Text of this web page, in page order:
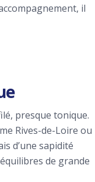
il
presque tonique.
Rives-de-Loire ou
d’une sapidité
de grande